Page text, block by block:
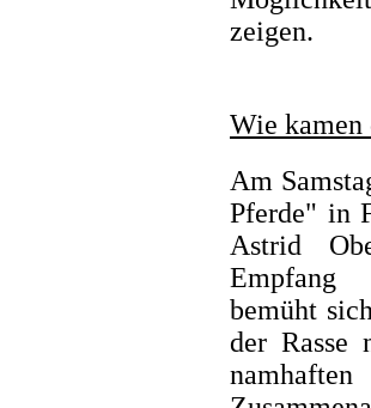
zeigen.
Wie kamen
Am
Pferde" in
Astrid
Empfang
bemüht
der Rasse